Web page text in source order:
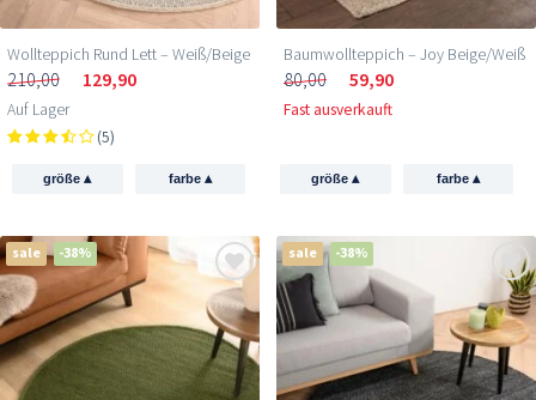
Wollteppich Rund Lett – Weiß/Beige
210,00 129,90
Auf Lager
(5)
größe▴ farbe ▴
Baumwollteppich – Joy Beige/Weiß
80,00 59,90
Fast ausverkauft
größe▴ farbe ▴
sale -38% sale -38%